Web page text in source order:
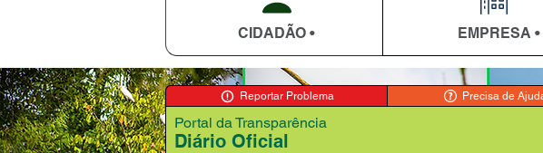
CIDADÃO • EMPRESA •
Reportar Problema Precisa de
Diário Oficial
Portal da Transparência